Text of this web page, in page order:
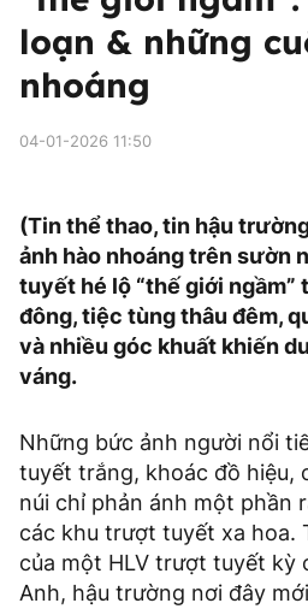
loạn & những
nhoáng
04-01-2026 11:50
(Tin thể thao, tin hậu
ảnh hào nhoáng trên sườn
tuyết hé lộ “thế giới ngầm”
đông, tiệc tùng thâu đêm,
và nhiều góc khuất khiến
váng.
Những bức ảnh người nổi
tuyết trắng, khoác đồ hiệu,
núi chỉ phản ánh một phần
các khu trượt tuyết xa hoa.
của một HLV trượt tuyết kỳ
Anh, hậu trường nơi đây